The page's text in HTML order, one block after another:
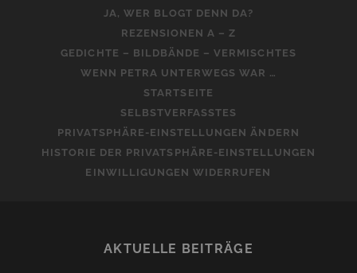
JA, WER BLOGT DENN DA?
REZENSIONEN A – Z
GEDICHTE – BILDBÄNDE – VERMISCHTES
WENN PETRA UNTERWEGS WAR …
STARTSEITE
SELBSTVERFASSTES
PRIVATSPHÄRE-EINSTELLUNGEN ÄNDERN
HISTORIE DER PRIVATSPHÄRE-EINSTELLUNGEN
EINWILLIGUNGEN WIDERRUFEN
AKTUELLE BEITRÄGE